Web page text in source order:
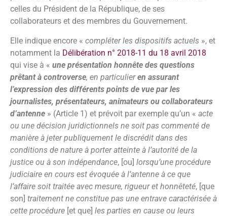
celles du Président de la République, de ses
collaborateurs et des membres du Gouvernement.
Elle indique encore « compléter les dispositifs actuels », et
notamment la Délibération n° 2018-11 du 18 avril 2018
qui vise à « une présentation honnête des questions
prêtant à controverse, en particulieren assurant
l’expression des différents points de vue par les
journalistes, présentateurs, animateurs ou collaborateurs
d’antenne » (Article 1) et prévoit par exemple qu’un « acte
ou une décision juridictionnels ne soit pas commenté de
manière à jeter publiquement le discrédit dans des
conditions de nature à porter atteinte à l’autorité de la
justice ou à son indépendance, [ou] lorsqu’une procédure
judiciaire en cours est évoquée à l’antenne à ce que
l’affaire soit traitée avec mesure, rigueur et honnêteté, [que
son] traitement ne constitue pas une entrave caractérisée à
cette procédure [et que] les parties en cause ou leurs